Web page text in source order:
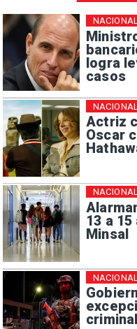
logra
casos
Actriz
Oscar
NACIONAL
13 a
Minsal
NACIONAL